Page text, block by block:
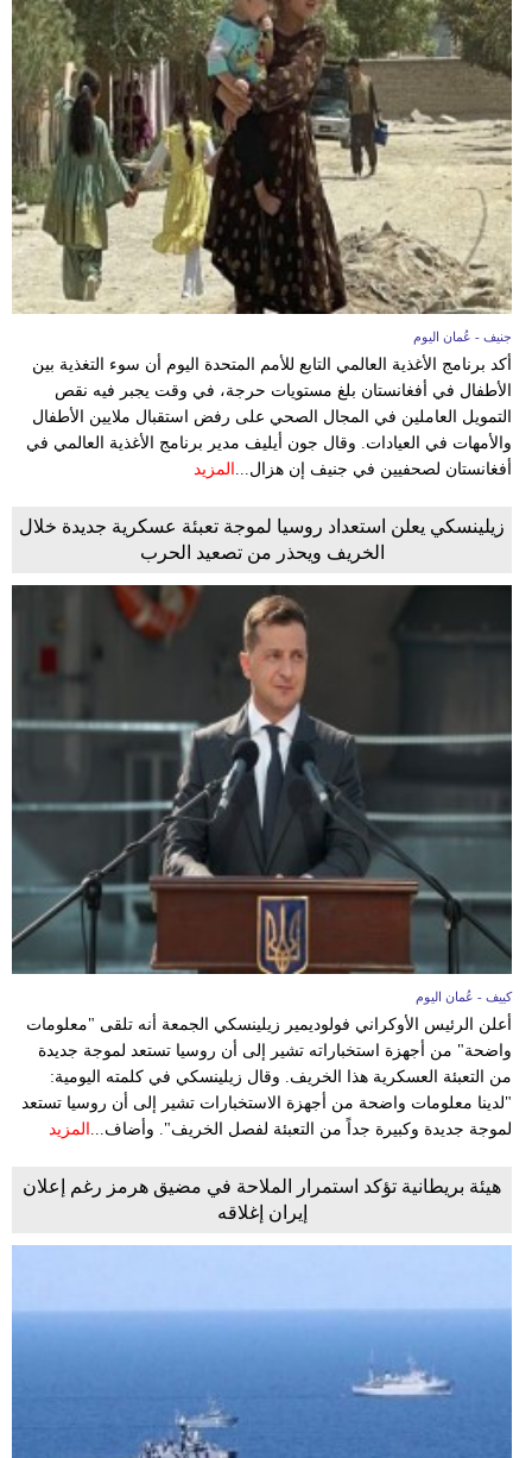
جنيف - عُمان اليوم
أكد برنامج الأغذية العالمي التابع للأمم المتحدة اليوم أن سوء التغذية بين
الأطفال في أفغانستان بلغ مستويات حرجة، في وقت يجبر فيه نقص
التمويل العاملين في المجال الصحي على رفض استقبال ملايين الأطفال
والأمهات في العيادات. وقال جون أيليف مدير برنامج الأغذية العالمي في
أفغانستان لصحفيين في جنيف إن هزال... المزيد
زيلينسكي يعلن استعداد روسيا لموجة تعبئة عسكرية جديدة خلال
الخريف ويحذر من تصعيد الحرب
كييف - عُمان اليوم
أعلن الرئيس الأوكراني فولوديمير زيلينسكي الجمعة أنه تلقى "معلومات
واضحة" من أجهزة استخباراته تشير إلى أن روسيا تستعد لموجة جديدة
من التعبئة العسكرية هذا الخريف. وقال زيلينسكي في كلمته اليومية:
"لدينا معلومات واضحة من أجهزة الاستخبارات تشير إلى أن روسيا تستعد
لموجة جديدة وكبيرة جداً من التعبئة لفصل الخريف". وأضاف...
المزيد
هيئة بريطانية تؤكد استمرار الملاحة في مضيق هرمز رغم إعلان
إيران إغلاقه